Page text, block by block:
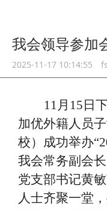
我会领导参加
2025-11-17 10:14:55
11月15日
加优外籍人员
校）成功举办
我会常务副会
党支部书记黄
人士齐聚一堂